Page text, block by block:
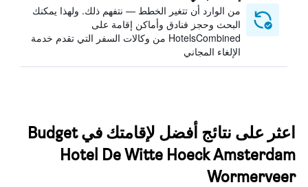
من الوارد أن تتغير الخطط — نتفهم ذلك. ولهذا يمكنك
البحث وحجز فنادق وأماكن إقامة على
HotelsCombined من وكالات السفر التي تقدم خدمة
الإلغاء المجاني
اعثر على نتائج أفضل لإقامتك في Budget
Hotel De Witte Hoeck Amsterdam
Wormerveer